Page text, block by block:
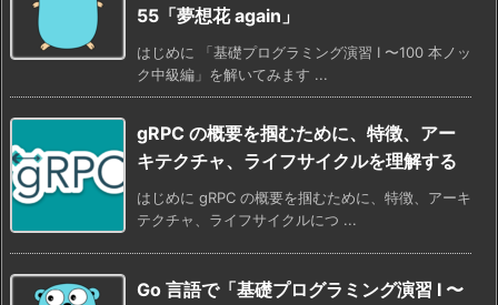
55「夢想花 again」
はじめに 「基礎プログラミング演習 I 〜100 本ノッ
ク中級編」を解いてみます ...
gRPC の概要を掴むために、特徴、アー
キテクチャ、ライフサイクルを理解する
はじめに gRPC の概要を掴むために、特徴、アーキ
テクチャ、ライフサイクルにつ ...
Go 言語で「基礎プログラミング演習 I 〜